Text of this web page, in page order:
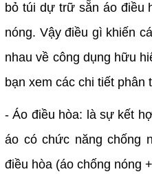
bỏ túi dự trữ sẵn áo điều
nóng. Vậy điều gì khiến
nhau về công dụng hữu
bạn xem các chi tiết phân
- Áo điều hòa: là sự kết
áo có chức năng chống
điều hòa (áo chống nóng